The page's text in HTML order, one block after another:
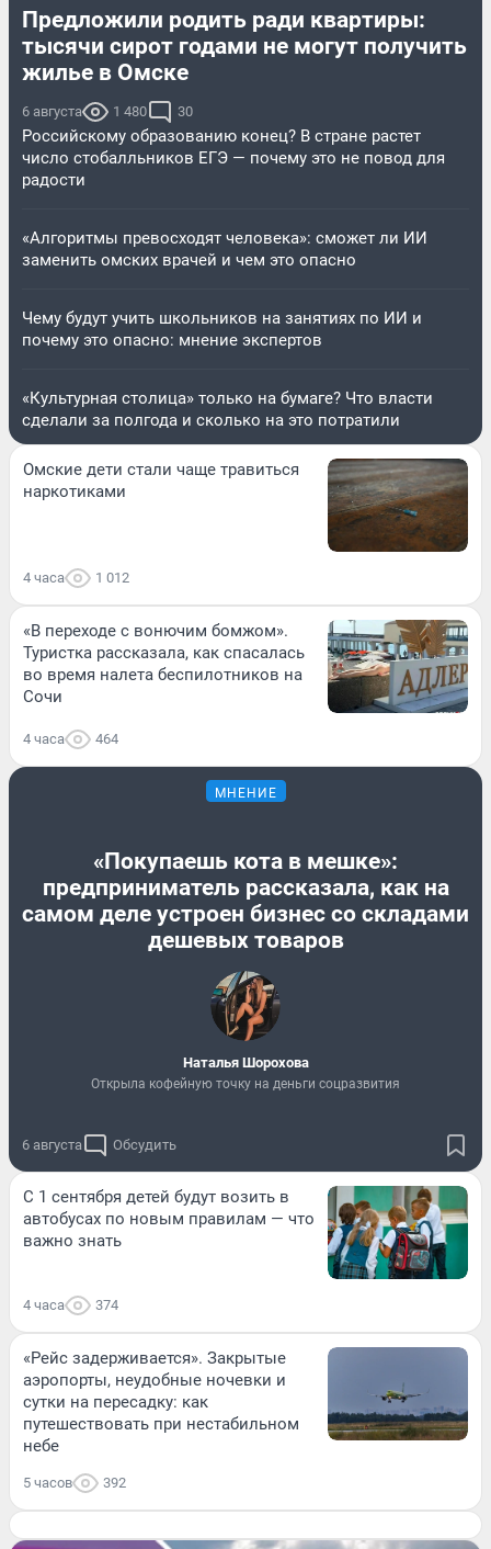
Предложили родить ради квартиры:
тысячи сирот годами не могут получить
жилье в Омске
6 августа 1 480 30
Российскому образованию конец? В стране растет
число стобалльников ЕГЭ — почему это не повод для
радости
«Алгоритмы превосходят человека»: сможет ли ИИ
заменить омских врачей и чем это опасно
Чему будут учить школьников на занятиях по ИИ и
почему это опасно: мнение экспертов
«Культурная столица» только на бумаге? Что власти
сделали за полгода и сколько на это потратили
Омские дети стали чаще травиться
наркотиками
4 часа 1 012
«В переходе с вонючим бомжом».
Туристка рассказала, как спасалась
во время налета беспилотников на
Сочи
4 часа 464
МНЕНИЕ
«Покупаешь кота в мешке»:
предприниматель рассказала, как на
самом деле устроен бизнес со складами
дешевых товаров
Наталья Шорохова
Открыла кофейную точку на деньги соцразвития
6 августа Обсудить
С 1 сентября детей будут возить в
автобусах по новым правилам — что
важно знать
4 часа 374
«Рейс задерживается». Закрытые
аэропорты, неудобные ночевки и
сутки на пересадку: как
путешествовать при нестабильном
небе
5 часов 392